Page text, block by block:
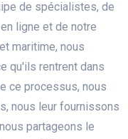
de spécialistes, de
ligne et de notre
maritime, nous
qu'ils rentrent dans
ce processus, nous
nous leur fournissons
partageons le